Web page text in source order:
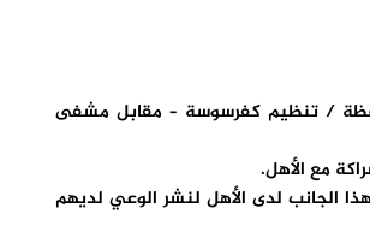
29/12/2013 في نادي المحافظة / تنظيم كفرسوسة – مقابل مشفى
مع الأهل.
الجانب لدى الأهل لنشر الوعي لديهم